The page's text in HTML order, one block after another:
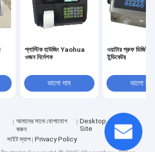
প্লাস্টিক হাউজিং Yaohua
ওজন নির্দেশক
ভালো দাম
ওয়াটার প্রুফ ডিজিটাল
ইন্ডিকেটর
ভালো দাম
আমাদের সাথে যোগাযোগ
করুন
Desktop
Site
সাইট ম্যাপ
Privacy Policy